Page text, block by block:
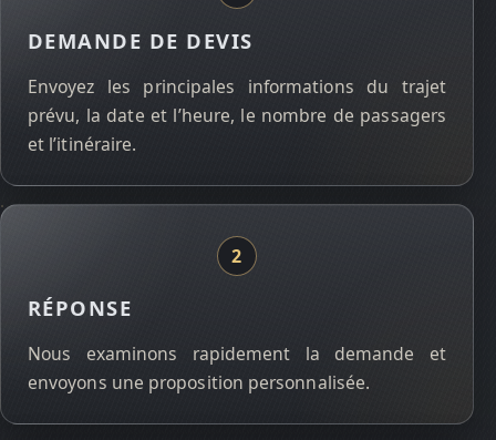
DEMANDE DE DEVIS
Envoyez les principales informations du trajet
prévu, la date et l’heure, le nombre de passagers
et l’itinéraire.
RÉPONSE
Nous examinons rapidement la demande et
envoyons une proposition personnalisée.